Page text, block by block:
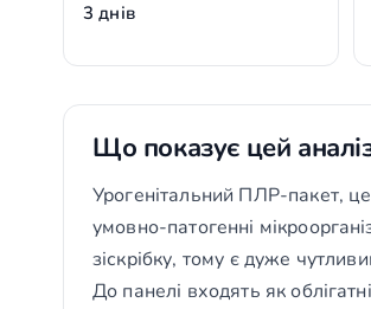
3 днів
Що показує цей
Урогенітальний ПЛР-пакет,
умовно-патогенні
зіскрібку, тому є дуже
До панелі входять як